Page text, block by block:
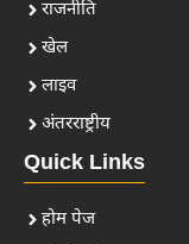
राजनीति
खेल
लाइव
अंतरराष्ट्रीय
Quick Links
होम पेज